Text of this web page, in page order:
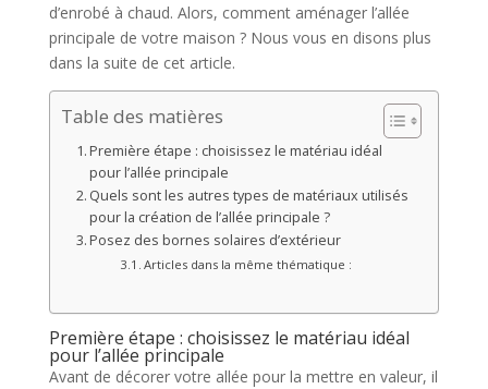
d’enrobé à chaud. Alors, comment aménager l’allée
principale de votre maison ? Nous vous en disons plus
dans la suite de cet article.
Table des matières
Première étape : choisissez le matériau idéal
pour l’allée principale
Quels sont les autres types de matériaux utilisés
pour la création de l’allée principale ?
Posez des bornes solaires d’extérieur
Articles dans la même thématique :
Première étape : choisissez le matériau idéal
pour l’allée principale
Avant de décorer votre allée pour la mettre en valeur, il